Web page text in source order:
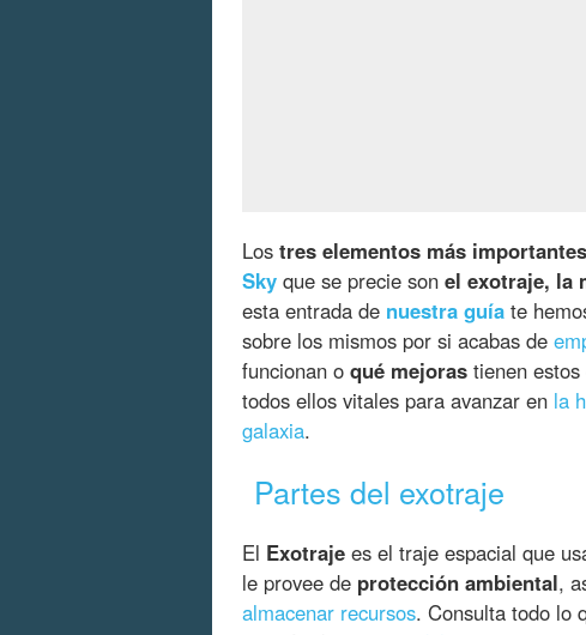
Los tres elementos más importantes
Sky que se precie son el exotraje, la
esta entrada de nuestra guía te
sobre los mismos por si acabas de
funcionan o qué mejoras tienen
todos ellos vitales para avanzar en la
galaxia.
Partes del exotraje
El Exotraje es el traje espacial que
le provee de protección ambiental,
almacenar recursos. Consulta todo lo